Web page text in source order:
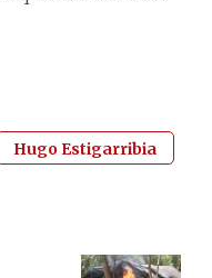
Hugo Estigarribia